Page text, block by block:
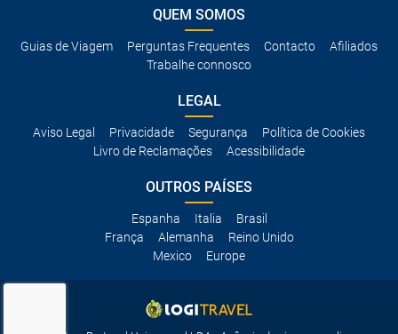
QUEM SOMOS
Guias de Viagem Perguntas Frequentes Contacto
Afiliados
Trabalhe connosco
LEGAL
Aviso Legal Privacidade Segurança
Política de Cookies
Livro de Reclamações
Acessibilidade
OUTROS PAÍSES
Espanha Italia
Brasil
França
Alemanha
Reino Unido
Mexico
Europe